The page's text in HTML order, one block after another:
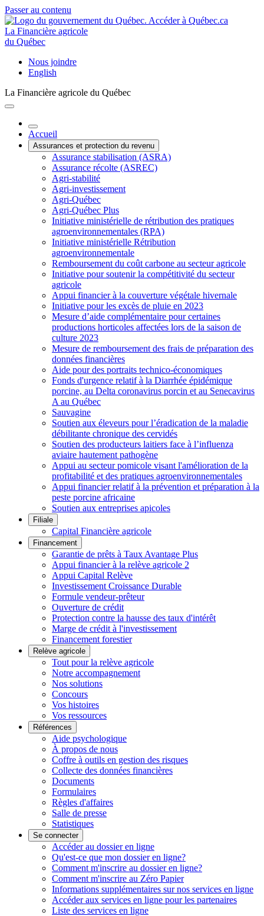
Passer au contenu
La Financière agricole
du Québec
Nous joindre
English
La Financière agricole du Québec
Accueil
Assurances et protection du revenu
Assurance stabilisation (ASRA)
Assurance récolte (ASREC)
Agri-stabilité
Agri-investissement
Agri-Québec
Agri-Québec Plus
Initiative ministérielle de rétribution des pratiques
agroenvironnementales (RPA)
Initiative ministérielle Rétribution
agroenvironnementale
Remboursement du coût carbone au secteur agricole
Initiative pour soutenir la compétitivité du secteur
agricole
Appui financier à la couverture végétale hivernale
Initiative pour les excès de pluie en 2023
Mesure d’aide complémentaire pour certaines
productions horticoles affectées lors de la saison de
culture 2023
Mesure de remboursement des frais de préparation des
données financières
Aide pour des portraits technico-économiques
Fonds d'urgence relatif à la Diarrhée épidémique
porcine, au Delta coronavirus porcin et au Senecavirus
A au Québec
Sauvagine
Soutien aux éleveurs pour l’éradication de la maladie
débilitante chronique des cervidés
Soutien des producteurs laitiers face à l’influenza
aviaire hautement pathogène
Appui au secteur pomicole visant l'amélioration de la
profitabilité et des pratiques agroenvironnementales
Appui financier relatif à la prévention et préparation à la
peste porcine africaine
Soutien aux entreprises apicoles
Filiale
Capital Financière agricole
Financement
Garantie de prêts à Taux Avantage Plus
Appui financier à la relève agricole 2
Appui Capital Relève
Investissement Croissance Durable
Formule vendeur-prêteur
Ouverture de crédit
Protection contre la hausse des taux d'intérêt
Marge de crédit à l'investissement
Financement forestier
Relève agricole
Tout pour la relève agricole
Notre accompagnement
Nos solutions
Concours
Vos histoires
Vos ressources
Références
Aide psychologique
À propos de nous
Coffre à outils en gestion des risques
Collecte des données financières
Documents
Formulaires
Règles d'affaires
Salle de presse
Statistiques
Se connecter
Accéder au dossier en ligne
Qu'est-ce que mon dossier en ligne?
Comment m'inscrire au dossier en ligne?
Comment m'inscrire au Zéro Papier
Informations supplémentaires sur nos services en ligne
Accéder aux services en ligne pour les partenaires
Liste des services en ligne